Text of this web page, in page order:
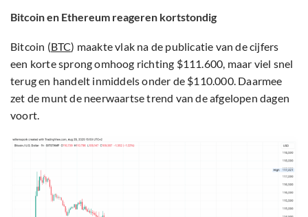
Bitcoin en Ethereum reageren kortstondig
Bitcoin (BTC) maakte vlak na de publicatie van de cijfers
een korte sprong omhoog richting $111.600, maar viel snel
terug en handelt inmiddels onder de $110.000. Daarmee
zet de munt de neerwaartse trend van de afgelopen dagen
voort.